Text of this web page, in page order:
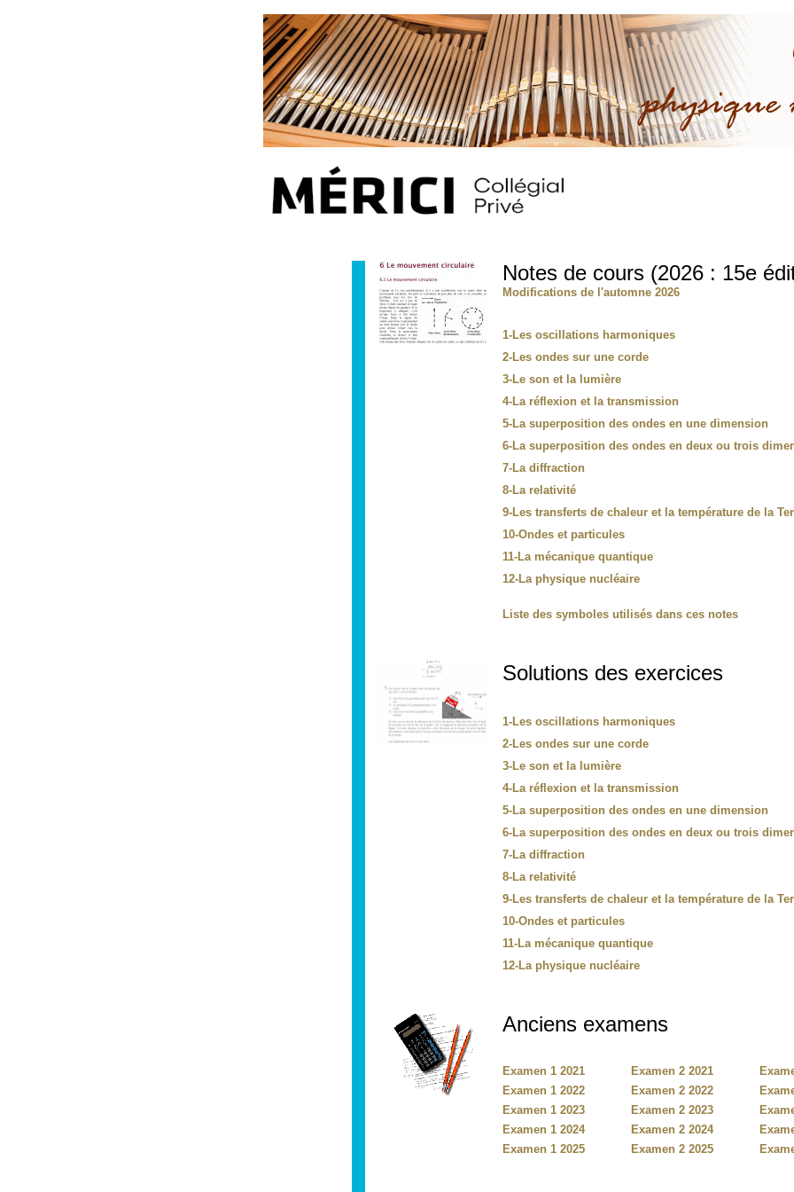
Notes de cours (2026 : 15e
Modifications de l'automne 2026
1-Les oscillations harmoniques
2-Les ondes sur une corde
3-Le son et la lumière
4-La réflexion et la transmission
5-La superposition des ondes en une dimension
6-La superposition des ondes en deux ou trois
7-La diffraction
8-La relativité
9-Les transferts de chaleur et la température de la
10-Ondes et particules
11-La mécanique quantique
12-La physique nucléaire
Liste des symboles utilisés dans ces notes
Solutions des exercices
1-Les oscillations harmoniques
2-Les ondes sur une corde
3-Le son et la lumière
4-La réflexion et la transmission
5-La superposition des ondes en une dimension
6-La superposition des ondes en deux ou trois
7-La diffraction
8-La relativité
9-Les transferts de chaleur et la température de la
10-Ondes et particules
11-La mécanique quantique
12-La physique nucléaire
Anciens examens
Examen 1 2021 Examen 2 2021
Examen 1 2022
Examen 2 2022
Examen 1 2023
Examen 2 2023
Examen 1 2024
Examen 2 2024
Examen 1 2025
Examen 2 2025